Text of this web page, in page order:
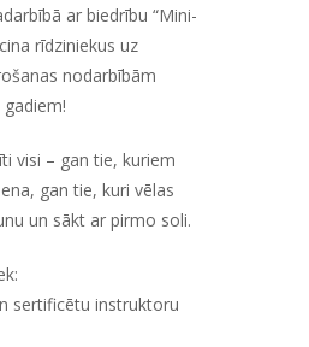
ar biedrību “Mini-
rīdziniekus uz
nodarbībām
visi – gan tie, kuriem
gan tie, kuri vēlas
un sākt ar pirmo soli.
sertificētu instruktoru